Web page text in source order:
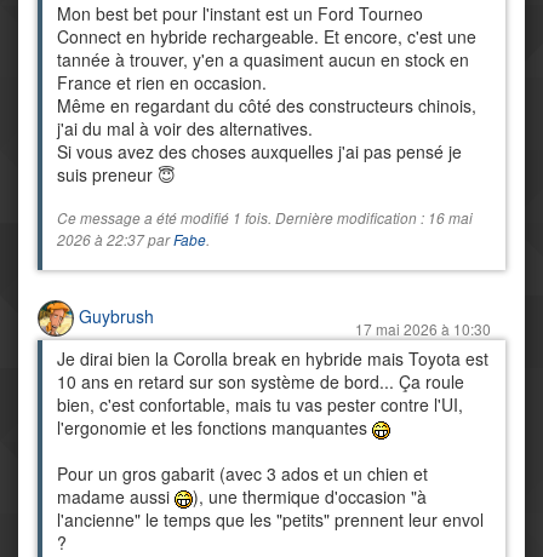
Mon best bet pour l'instant est un Ford Tourneo
Connect en hybride rechargeable. Et encore, c'est une
tannée à trouver, y'en a quasiment aucun en stock en
France et rien en occasion.
Même en regardant du côté des constructeurs chinois,
j'ai du mal à voir des alternatives.
Si vous avez des choses auxquelles j'ai pas pensé je
suis preneur 😇
Ce message a été modifié 1 fois. Dernière modification : 16 mai
2026 à 22:37 parFabe.
Guybrush
17 mai 2026 à 10:30
Je dirai bien la Corolla break en hybride mais Toyota est
10 ans en retard sur son système de bord... Ça roule
bien, c'est confortable, mais tu vas pester contre l'UI,
l'ergonomie et les fonctions manquantes
Pour un gros gabarit (avec 3 ados et un chien et
madame aussi
), une thermique d'occasion "à
l'ancienne" le temps que les "petits" prennent leur envol
?